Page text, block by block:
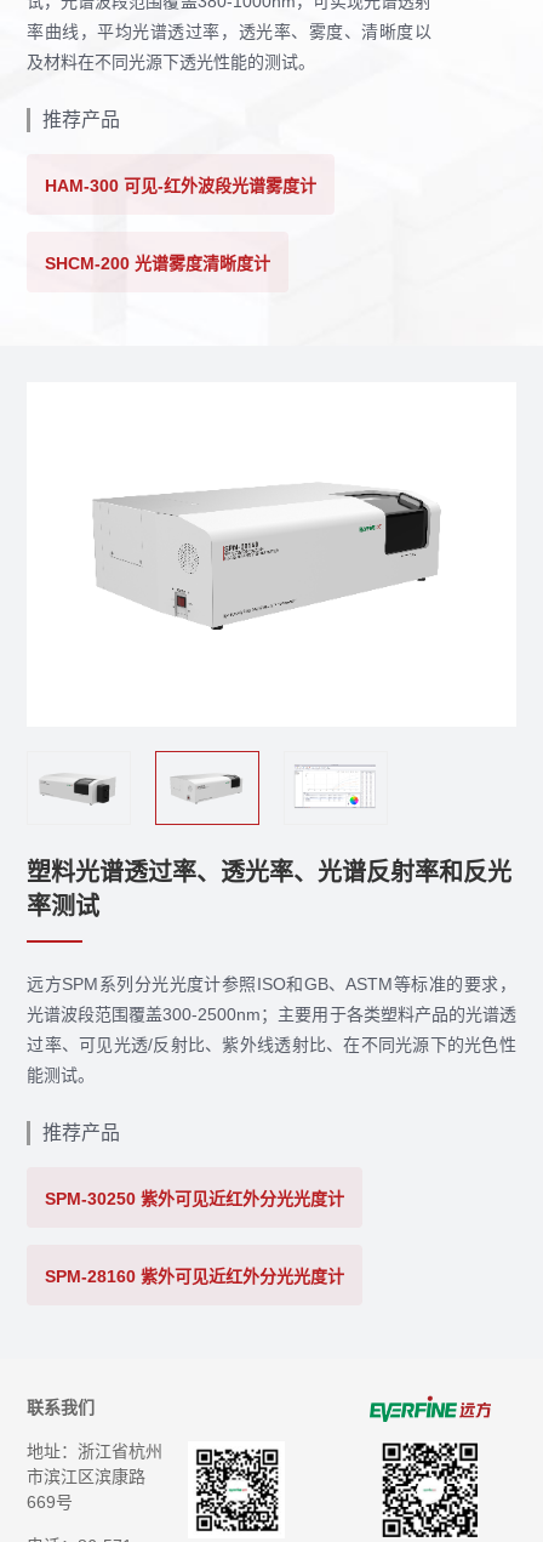
率曲线，平均光谱透过率，透光率、雾度、清晰度以
及材料在不同光源下透光性能的测试。
推荐产品
HAM-300 可见-红外波段光谱雾度计
SHCM-200 光谱雾度清晰度计
塑料光谱透过率、透光率、光谱反射率和反光
率测试
远方SPM系列分光光度计参照ISO和GB、ASTM等标准的要求，
光谱波段范围覆盖300-2500nm；主要用于各类塑料产品的光谱透
过率、可见光透/反射比、紫外线透射比、在不同光源下的光色性
能测试。
推荐产品
SPM-30250 紫外可见近红外分光光度计
SPM-28160 紫外可见近红外分光光度计
联系我们
地址：浙江省杭州
市滨江区滨康路
669号